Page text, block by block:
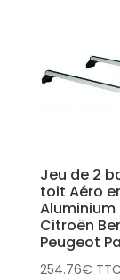
Jeu de 2
toit Aéro
Aluminium
Citroën
Peugeot
254.76€ TTC